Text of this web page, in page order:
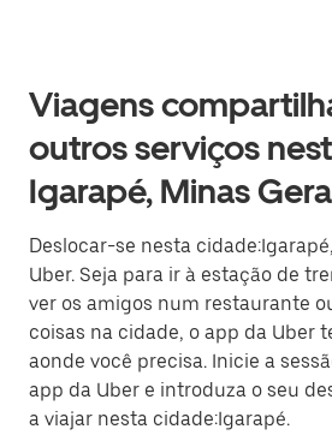
Viagens
outros serviços
Igarapé, Minas
Deslocar-se nesta
Uber. Seja para ir à estação de
ver os amigos num restaurante
coisas na cidade, o app da Uber
aonde você precisa. Inicie a
app da Uber e introduza o seu
a viajar nesta cidade:Igarapé.